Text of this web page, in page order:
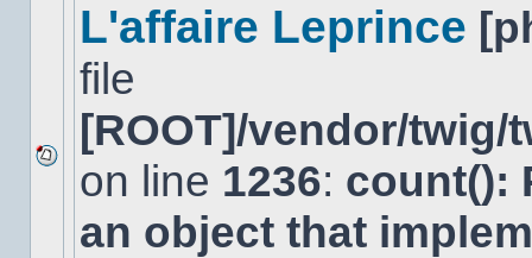
Aucun
nouveau
message
non-
L'affaire Leprince
file
[ROOT]/vendor/
on line 1236: count():
an object that